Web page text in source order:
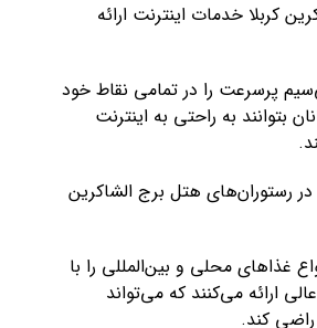
کربلا خدمات اینترنت ارائه
پرسرعت را در تمامی نقاط خود
بتوانند به راحتی به اینترنت
.
رستوران‌های هتل برج الشاکرین
غذاهای محلی و بین‌المللی را با
ارائه می‌کنند که می‌تواند
کند.